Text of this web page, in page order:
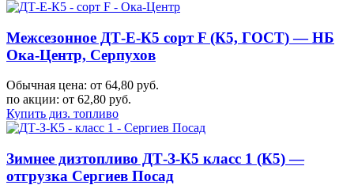
Межсезонное ДТ-Е-К5 сорт F (К5, ГОСТ) — НБ
Ока-Центр, Серпухов
Обычная цена: от 64,80 руб.
по акции: от 62,80 руб.
Купить диз. топливо
Зимнее дизтопливо ДТ-З-К5 класс 1 (К5) —
отгрузка Сергиев Посад